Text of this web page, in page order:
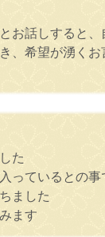
話しすると
希望が湧くお
た
っているとの事
ました
ます